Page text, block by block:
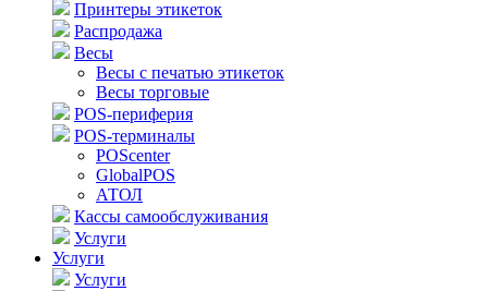
Принтеры этикеток
Распродажа
Весы
Весы с печатью этикеток
Весы торговые
POS-периферия
POS-терминалы
POScenter
GlobalPOS
АТОЛ
Кассы самообслуживания
Услуги
Услуги
Услуги